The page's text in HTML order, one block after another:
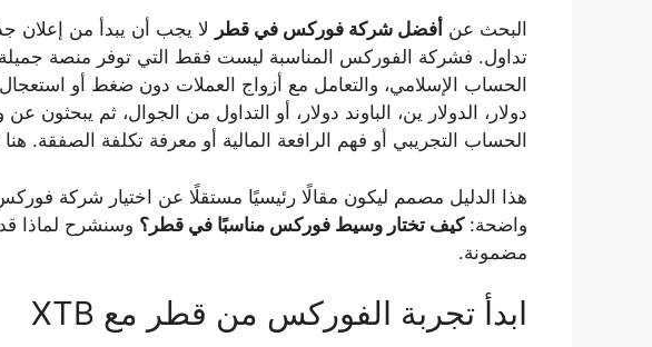
البحث عن أفضل شركة فوركس في قطر لا يجب أن يبدأ من إعلان
تداول. فشركة الفوركس المناسبة ليست فقط التي توفر منصة
الحساب الإسلامي، والتعامل مع أزواج العملات دون ضغط أو
دولار، الدولار ين، الباوند دولار، أو التداول من الجوال، ثم
الحساب التجريبي أو فهم الرافعة المالية أو معرفة تكلفة الصفقة. هنا
هذا الدليل مصمم ليكون مقالًا رئيسيًا مستقلًا عن اختيار شركة
واضحة:كيف تختار وسيط فوركس مناسبًا في قطر؟
مضمونة.
ابدأ تجربة الفوركس من قطر مع XTB